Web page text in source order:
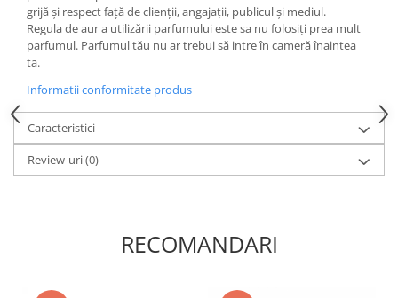
grijă și respect față de clienții, angajații, publicul și mediul.
Regula de aur a utilizării parfumului este sa nu folosiți prea mult
parfumul. Parfumul tău nu ar trebui să intre în cameră înaintea
ta.
Informatii conformitate produs
Caracteristici
Review-uri(0)
RECOMANDARI